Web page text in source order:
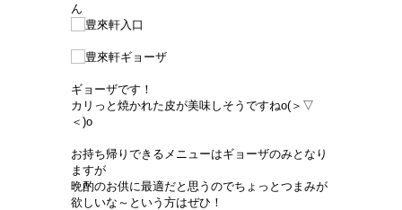
ん
ギョーザです！
カリっと焼かれた皮が美味しそうですねo(＞▽
＜)o
お持ち帰りできるメニューはギョーザのみとなり
ますが
晩酌のお供に最適だと思うのでちょっとつまみが
欲しいな～という方はぜひ！